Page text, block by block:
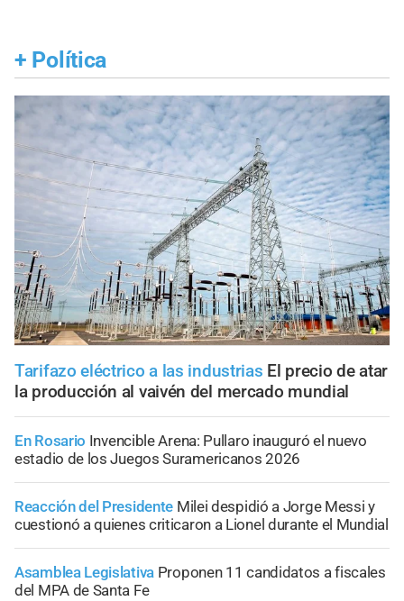
+ Política
Tarifazo eléctrico a las industrias El precio de atar
la producción al vaivén del mercado mundial
En Rosario Invencible Arena: Pullaro inauguró el nuevo
estadio de los Juegos Suramericanos 2026
Reacción del Presidente Milei despidió a Jorge Messi y
cuestionó a quienes criticaron a Lionel durante el Mundial
Asamblea Legislativa Proponen 11 candidatos a fiscales
del MPA de Santa Fe